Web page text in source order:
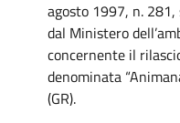
agosto 1997, n.
dal Ministero
concernente il
denominata
(GR).